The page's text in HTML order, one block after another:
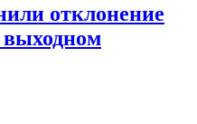
отклонение
выходном